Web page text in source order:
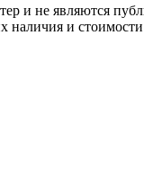
и не являются
и